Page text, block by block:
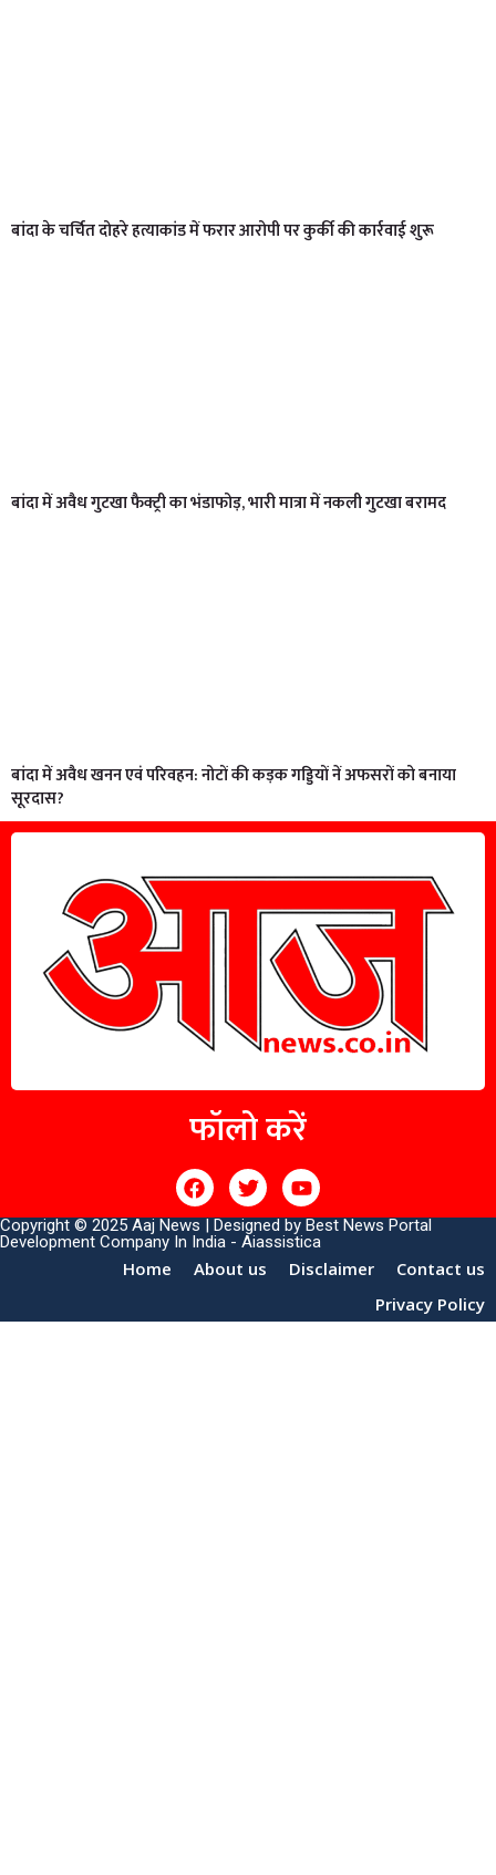
बांदा के चर्चित दोहरे हत्याकांड में फरार आरोपी पर कुर्की की कार्रवाई शुरू
बांदा में अवैध गुटखा फैक्ट्री का भंडाफोड़, भारी मात्रा में नकली गुटखा बरामद
बांदा में अवैध खनन एवं परिवहन: नोटों की कड़क गड्डियों नें अफसरों को बनाया
सूरदास?
फॉलो करें
Copyright © 2025 Aaj News | Designed by Best News Portal
Development Company In India - Aiassistica
Home About us Disclaimer
Contact us
Privacy Policy